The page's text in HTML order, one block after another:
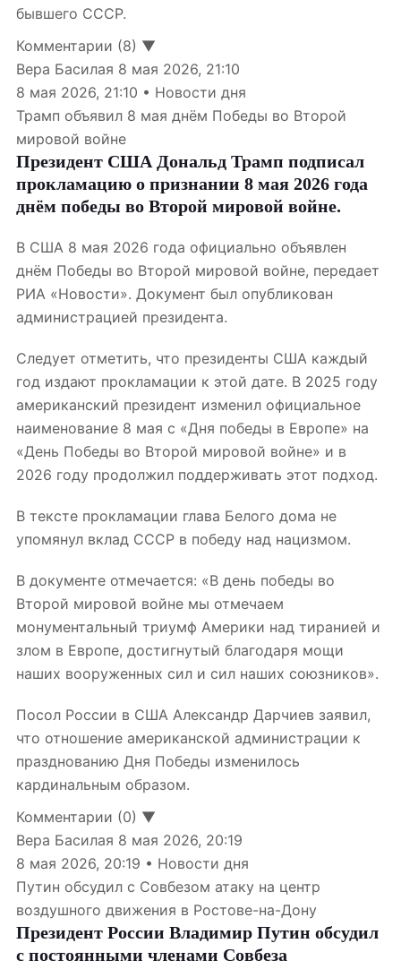
бывшего СССР.
Комментарии (8) ▼
Вера Басилая 8 мая 2026, 21:10
8 мая 2026, 21:10 • Новости дня
Трамп объявил 8 мая днём Победы во Второй
мировой войне
Президент США Дональд Трамп подписал
прокламацию о признании 8 мая 2026 года
днём победы во Второй мировой войне.
В США 8 мая 2026 года официально объявлен
днём Победы во Второй мировой войне, передает
РИА «Новости». Документ был опубликован
администрацией президента.
Следует отметить, что президенты США каждый
год издают прокламации к этой дате. В 2025 году
американский президент изменил официальное
наименование 8 мая с «Дня победы в Европе» на
«День Победы во Второй мировой войне» и в
2026 году продолжил поддерживать этот подход.
В тексте прокламации глава Белого дома не
упомянул вклад СССР в победу над нацизмом.
В документе отмечается: «В день победы во
Второй мировой войне мы отмечаем
монументальный триумф Америки над тиранией и
злом в Европе, достигнутый благодаря мощи
наших вооруженных сил и сил наших союзников».
Посол России в США Александр Дарчиев заявил,
что отношение американской администрации к
празднованию Дня Победы изменилось
кардинальным образом.
Комментарии (0) ▼
Вера Басилая 8 мая 2026, 20:19
8 мая 2026, 20:19 • Новости дня
Путин обсудил с Совбезом атаку на центр
воздушного движения в Ростове-на-Дону
Президент России Владимир Путин обсудил
с постоянными членами Совбеза